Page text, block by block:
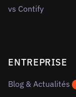
vs Contify
ENTREPRISE
Blog & Actualités